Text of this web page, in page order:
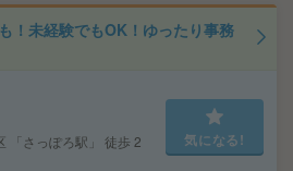
！未経験でもOK！ゆったり事務
「さっぽろ駅」 徒歩 2
気になる!